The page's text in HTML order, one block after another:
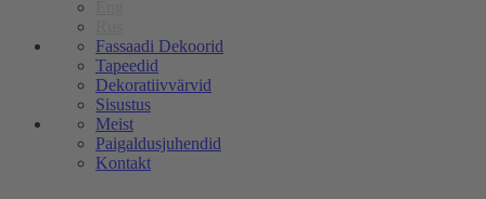
Fassaadi Dekoorid
Tapeedid
Dekoratiivvärvid
Sisustus
Meist
Paigaldusjuhendid
Kontakt